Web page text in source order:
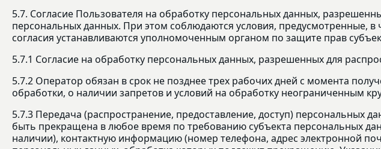
5.7. Согласие Пользователя на обработку персональных данных,
персональных данных. При этом соблюдаются условия, предусмотренные,
согласия устанавливаются уполномоченным органом по защите прав
5.7.1 Согласие на обработку персональных данных, разрешенных для
5.7.2 Оператор обязан в срок не позднее трех рабочих дней с момента
обработки, о наличии запретов и условий на обработку неограниченным
5.7.3 Передача (распространение, предоставление, доступ) персональных
быть прекращена в любое время по требованию субъекта персональных
наличии), контактную информацию (номер телефона, адрес электронной